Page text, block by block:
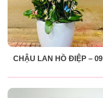
CHẬU LAN HỒ ĐIỆP – 09